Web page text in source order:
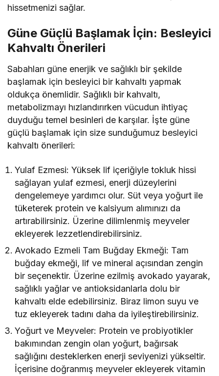
hissetmenizi sağlar.
Güne Güçlü Başlamak İçin: Besleyici
Kahvaltı Önerileri
Sabahları güne enerjik ve sağlıklı bir şekilde
başlamak için besleyici bir kahvaltı yapmak
oldukça önemlidir. Sağlıklı bir kahvaltı,
metabolizmayı hızlandırırken vücudun ihtiyaç
duyduğu temel besinleri de karşılar. İşte güne
güçlü başlamak için size sunduğumuz besleyici
kahvaltı önerileri:
Yulaf Ezmesi: Yüksek lif içeriğiyle tokluk hissi
sağlayan yulaf ezmesi, enerji düzeylerini
dengelemeye yardımcı olur. Süt veya yoğurt ile
tüketerek protein ve kalsiyum alımınızı da
artırabilirsiniz. Üzerine dilimlenmiş meyveler
ekleyerek lezzetlendirebilirsiniz.
Avokado Ezmeli Tam Buğday Ekmeği: Tam
buğday ekmeği, lif ve mineral açısından zengin
bir seçenektir. Üzerine ezilmiş avokado yayarak,
sağlıklı yağlar ve antioksidanlarla dolu bir
kahvaltı elde edebilirsiniz. Biraz limon suyu ve
tuz ekleyerek tadını daha da iyileştirebilirsiniz.
Yoğurt ve Meyveler: Protein ve probiyotikler
bakımından zengin olan yoğurt, bağırsak
sağlığını desteklerken enerji seviyenizi yükseltir.
İçerisine doğranmış meyveler ekleyerek vitamin